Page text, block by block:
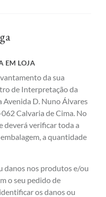
EM LOJA
da sua
de Interpretação da
Avenida D. Nuno Álvares
062 Calvaria de Cima. No
deverá verificar toda a
a quantidade
danos nos produtos e/ou
o seu pedido de
os danos ou